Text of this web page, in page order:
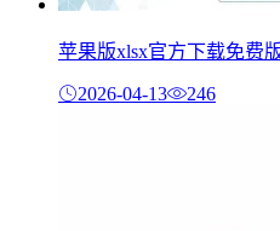
苹果版xlsx官方下载免费
2026-04-13 246